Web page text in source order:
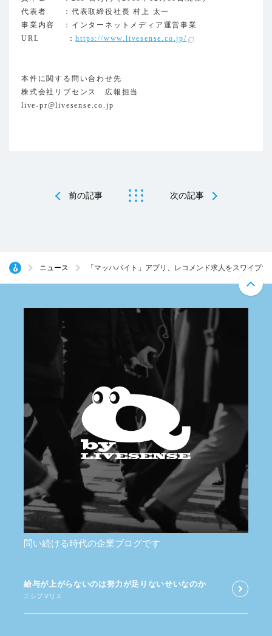
代表者 ：代表取締役社長 村上 太一
事業内容 ：インターネットメディア運営事業
URL ：https://www.livesense.co.jp/
本件に関する問い合わせ先
株式会社リブセンス 広報担当
live-pr@livesense.co.jp
前の記事 次の記事
ニュース 「マッハバイト」アプリ、レコメンド求人をスワイプ
問い続ける時代の企業ブログです
給与が​上がらないのは​努力が​足りないせいなのか
ニシブマリエ